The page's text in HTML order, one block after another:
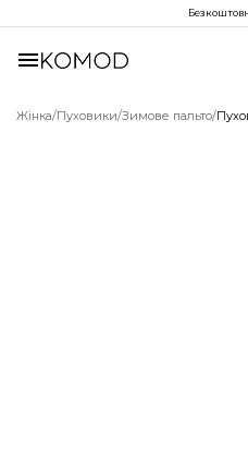
Жінка/Пуховики/Зимове пальто/